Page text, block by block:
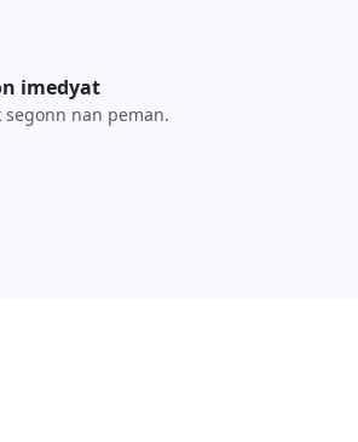
imedyat
segonn nan peman.